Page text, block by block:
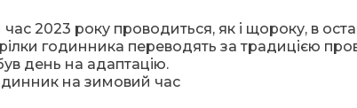
2023 року проводиться, як і щороку, в
годинника переводять за традицією
день на адаптацію.
на зимовий час